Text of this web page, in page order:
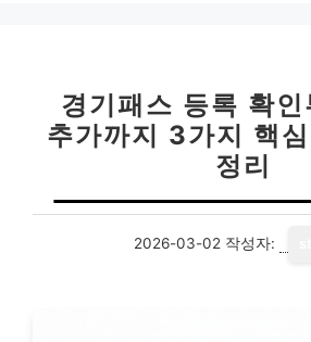
경기패스 등록 확
추가까지 3가지 핵
정리
2026-03-02 작성자: